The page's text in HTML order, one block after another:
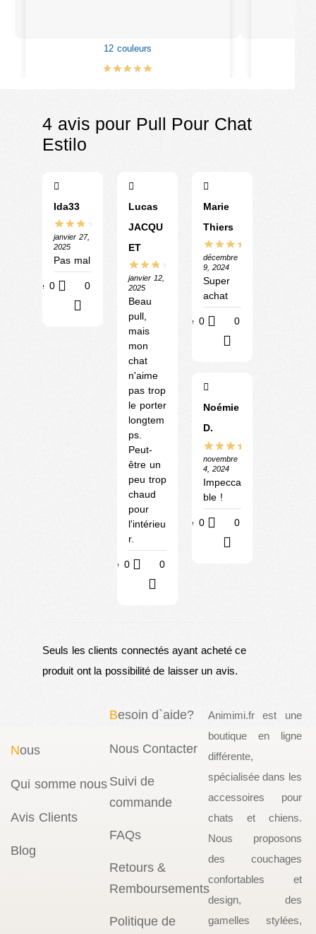
12 couleurs
4 avis pour Pull Pour Chat
Estilo
Ida33
janvier 27,
2025
Pas mal
Utile 0 0
Lucas
JACQU
ET
janvier 12,
2025
Beau
pull,
mais
mon
chat
n'aime
pas trop
le porter
longtem
ps.
Peut-
être un
peu trop
chaud
pour
l'intérieu
r.
Utile 0 0
Marie
Thiers
décembre
9, 2024
Super
achat
Utile 0 0
Noémie
D.
novembre
4, 2024
Impecca
ble !
Utile 0 0
Seuls les clients connectés ayant acheté ce
produit ont la possibilité de laisser un avis.
Nous
Qui somme nous
Avis Clients
Blog
Besoin d`aide?
Nous Contacter
Suivi de
commande
FAQs
Retours &
Remboursements
Politique de
Animimi.fr est une
boutique en ligne
différente,
spécialisée dans les
accessoires pour
chats et chiens.
Nous proposons
des couchages
confortables et
design, des
gamelles stylées,